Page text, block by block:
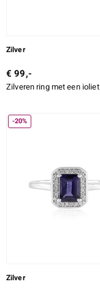
Zilver
€ 99,-
Zilveren ring met een ioliet
-20%
Zilver